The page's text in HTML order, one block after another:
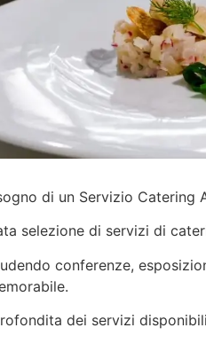
di un Servizio Catering
selezione di servizi di
conferenze,
dei servizi